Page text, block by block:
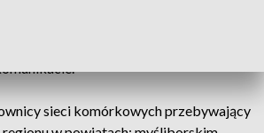
sieci komórkowych przebywający